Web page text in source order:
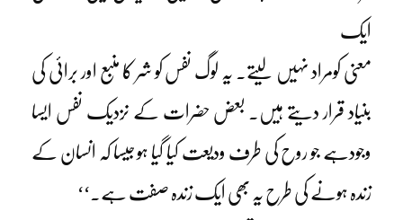
ایک
معنی کومراد نہیں لیتے۔ یہ لوگ نفس کو شر کا منبع اور برائی کی
بنیاد قرار دیتے ہیں۔ بعض حضرات کے نزدیک نفس ایسا
وجودہے جو روح کی طرف ودیعت کیا گیا ہو جیسا کہ انسان کے
زندہ ہونے کی طرح یہ بھی ایک زندہ صفت ہے۔‘‘